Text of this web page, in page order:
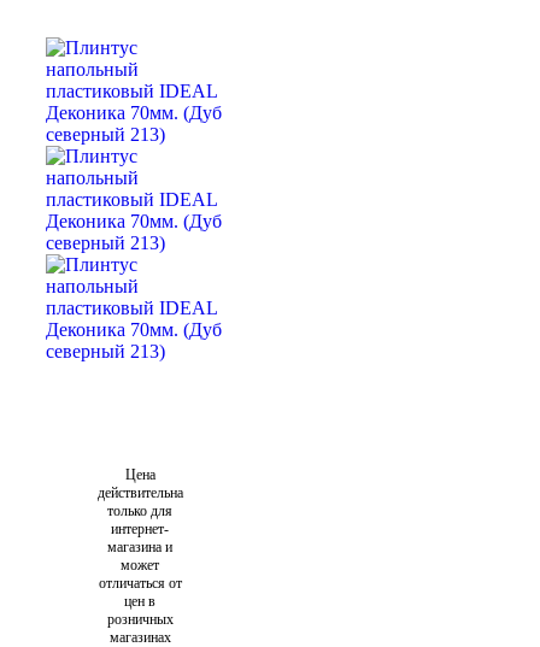
Цена
действительна
только для
интернет-
магазина и
может
отличаться от
цен в
розничных
магазинах